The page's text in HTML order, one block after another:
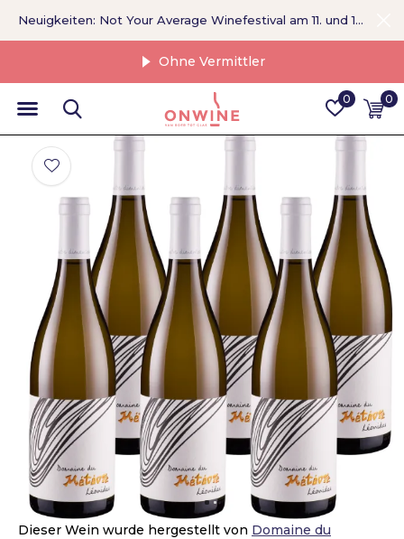
0 0
Ohne Vermittler
Neuigkeiten: Not Your Average Winefestival am 11. und 12. September >
Dieser Wein wurde hergestellt von Domaine du